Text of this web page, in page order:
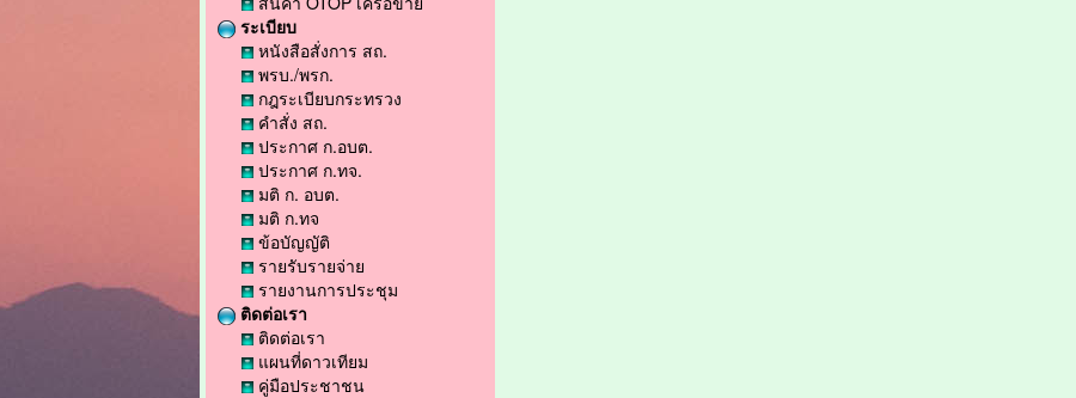
ระเบียบ
หนังสือสั่งการ สถ.
พรบ./พรก.
กฎระเบียบกระทรวง
คำสั่ง สถ.
ประกาศ ก.อบต.
ประกาศ ก.ทจ.
มติ ก. อบต.
มติ ก.ทจ
ข้อบัญญัติ
รายรับรายจ่าย
รายงานการประชุม
ติดต่อเรา
ติดต่อเรา
แผนที่ดาวเทียม
คู่มือประชาชน